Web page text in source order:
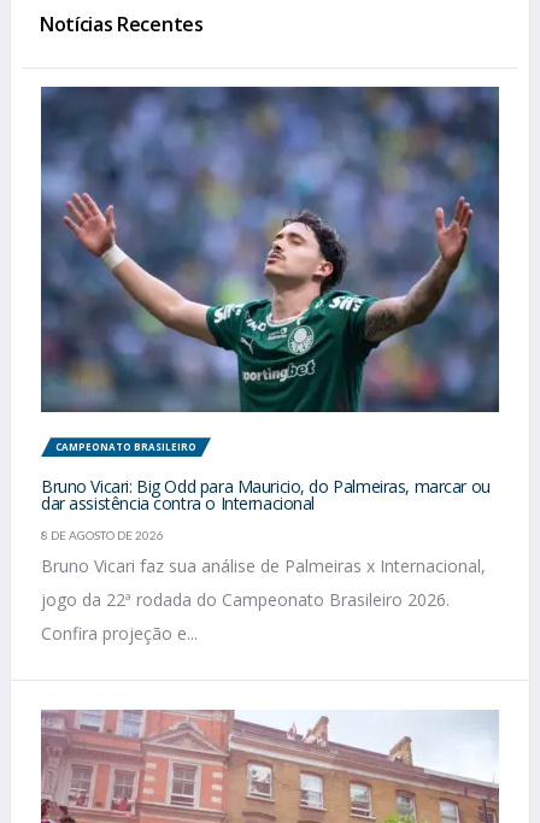
Notícias Recentes
CAMPEONATO BRASILEIRO
Bruno Vicari: Big Odd para Mauricio, do Palmeiras, marcar ou
dar assistência contra o Internacional
8 DE AGOSTO DE 2026
Bruno Vicari faz sua análise de Palmeiras x Internacional,
jogo da 22ª rodada do Campeonato Brasileiro 2026.
Confira projeção e...